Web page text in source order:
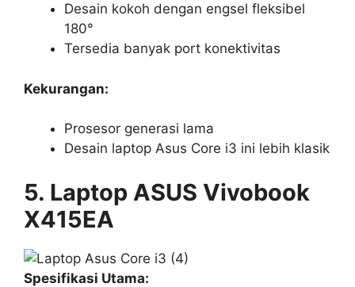
Desain kokoh dengan engsel fleksibel
180°
Tersedia banyak port konektivitas
Kekurangan:
Prosesor generasi lama
Desain laptop Asus Core i3 ini lebih klasik
5. Laptop ASUS Vivobook
X415EA
Spesifikasi Utama: